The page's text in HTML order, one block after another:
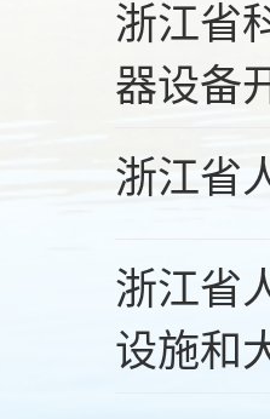
浙江省
器设备
浙江省
浙江省
设施和